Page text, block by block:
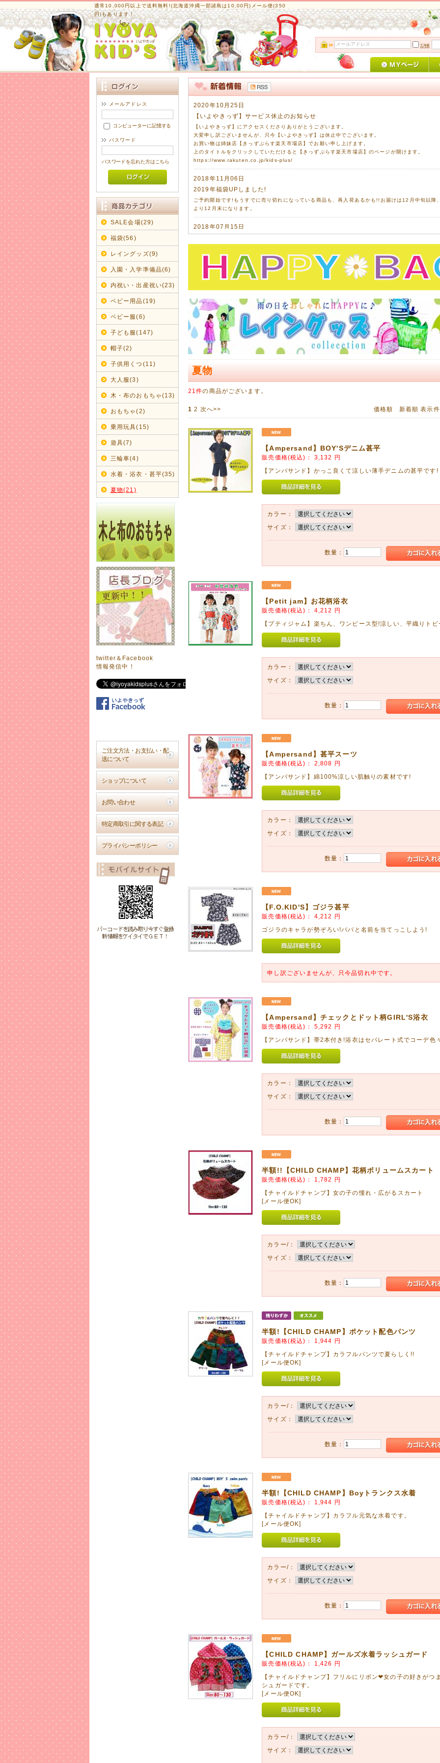
通常10,000円以上で送料無料!(北海道沖縄一部諸島は10,00円)メール便(350
円)もあります！
記憶
メールアドレス
コンピューターに記憶する
パスワード
パスワードを忘れた方はこちら
SALE会場(29)
福袋(56)
レイングッズ(9)
入園・入学準備品(6)
内祝い・出産祝い(23)
ベビー用品(19)
ベビー服(6)
子ども服(147)
帽子(2)
子供用くつ(11)
大人服(3)
木・布のおもちゃ(13)
おもちゃ(2)
乗用玩具(15)
遊具(7)
三輪車(4)
水着・浴衣・甚平(35)
夏物(21)
twitter＆Facebook
情報発信中！
ご注文方法・お支払い・配
送について
ショップについて
お問い合わせ
特定商取引に関する表記
プライバシーポリシー
2020年10月25日
【いよやきっず】サービス休止のお知らせ
【いよやきっず】にアクセスくださりありがとうございます。
大変申し訳ございませんが、只今【いよやきっず】は休止中でございます。
お買い物は姉妹店【きっずぷらす楽天市場店】でお願い申し上げます。
上のタイトルをクリックしていただけると【きっずぷらす楽天市場店】のページが開けます。
https://www.rakuten.co.jp/kids-plus/
2018年11月06日
2019年福袋UPしました!
ご予約開始です!もうすでに売り切れになっている商品も、再入荷あるかも!!お届けは12月中旬以降
より12月末になります。
2018年07月15日
2017年11月14日
2018年福袋のご予約が始まっています!
2017年10月20日
新ブランド【otonato】のカットソーチェスターコートをアップしました!
コットン100%の気持ち良い肌触り!
ママとキッズでお揃いに出来ます♡
2017年10月19日
秋冬モノSALE品を多数アップしました!
可愛らしい今年の秋冬モノ人気です♡
【ampersand】ボアショートブーツ発売開始!
2017年08月30日
【CHILD CHAMP】ガールズ水着&ラッシュガードさらにお値下げ!!
激安60%OFF!1,426円(税込)にお値下げしました。
2017年08月29日
早くも秋物30%OFF!
【BIT'Z】長袖Tシャツをアップしました!
愛らしい馬のロディ。「抱きまくら」と「お昼ねマット」をアップしました!
エド・インターの木の玩具 以下の理由でおすすめします。
手を動かすことで脳の発達を促します。
天然木の優しい手触りが五感を発育させます。
丈夫で長持ちするシンプルな形、物を大切にする心を育てます。
2017年07月30日
子供用靴インソールございます!
サイズ調整に便利!メール便でお届けします!
キュートなペンギン柄&お天気アニマル柄のレインシューズとレインコートが入荷し
夏物お値下げいたしました!!
在庫有りでも売り切れの場合がございます。
ご了承下さい。
2017年06月01日
夏物多数アップしました!
夏服や水着、ラッシュガードなどアップしました。
ぜひ、ごらんください。
2017年の新着水着ぞくぞく登場!!
これからどんどんアップしていきますね。^^
お子さま用食器セットを6種類アップしました!
元気な【アンパンマン】シリーズ、可愛い【プリンセスソフィア】、大きくなっても使えるシリー
2017年02月19日
【RAG MART】2017年春者新作アップしました!
春が待ち遠しい長袖Tシャツとスカート❤
ペアで可愛いです。
2017年02月19日
雨の日にも使える『ポリエステル』素材のバッグです。
【Petit jam】ネコさんレインコートとレインシューズをアップしました。
雨の日のお出かけが楽しくなるネコさんが傘をさしたテキスタイルです。
2017年02月13日
【Seraph】リボン付きリバーシブルハットをアップしました。
シンプルなテキスタイルと優しい色使いでナチュラルテイストのおしゃれにおすすめ。
コーディネートのポイントにもなります!
【名入れギフト】長崎カステラのシリーズをアップしました。
新しく生まれたお子さまのお名前をお入れした特別な贈り物。
【キャメリーベビー】アップしました!
出産の記念にどうぞ❤(ӦvӦ。)
2017年02月04日
【おむつケーキ】アップしました!
贈って喜ばれる【おむつケーキ】三種類アップしました。
どうぞご利用下さい。
【BIT’Z】のPOPでカラフルな通園バッグ、シューズ・バッグなど4点をアップしました。
「お返しを選ぶための本」2017年版に更新しました。
コレ一冊で内祝いのマナーから育児まで全てオッケーな便利な一冊です。送料300円のみで配布し
【CHILD CHAMP】男児&女児福袋アップしました!
兄&妹、姉&弟 でお揃いにどうぞ❤(ӦvӦ。)
2016年11月13日
2017年福袋アップしました!!
毎年完売の人気福袋です。
ご予約はお早めに!!
毎年人気のRUSKのランドセル!!
今年は二種類!!限定に2個づつ入荷しております!!
RAGMART得意のかわいいパッチワーク柄です。
2016年07月12日
RUSK2016年モデルの人気ランドセル緊急お値下げ!!
残り1個!!
2016年07月02日
夏物ワンピースぞくぞく登場!
RAG MARTのサンドレスとSourisのワンピースをアップしました。
夏には洗い替えに何枚でも欲しいアイテム!!
RAGMART男児用水着&ラッシュガードをアップしました!
グリーンとグレーのツートーンがお洒落❤
オレンジとレッド、2点アップしました!
2016年05月15日
Souris(スーリー)の水着、帽子、ラッシュガードをアップしました!
女の子専用!水遊びも可愛く!!
2016年04月09日
夏にぴったり❤モノトーンの水玉半袖チェニック
ショートパンツと合わせて夏の定番コーデだね。
夏に嬉しい綿100%【Seraph】の半袖ワンピ。
夏物
21件の商品がございます。
価格順 新着順 表示
1 2 次へ>>
【Ampersand】BOY'Sデニム甚平
販売価格(税込)： 3,132 円
【アンパサンド】かっこ良くて涼しい薄手デニムの甚平です!
カラー：
サイズ：
数量：
【Petit jam】お花柄浴衣
販売価格(税込)： 4,212 円
【プティジャム】楽ちん、ワンピース型!涼しい、平織りト
カラー：
サイズ：
数量：
【Ampersand】甚平スーツ
販売価格(税込)： 2,808 円
【アンパサンド】綿100%涼しい肌触りの素材です!
カラー：
サイズ：
数量：
【F.O.KID'S】ゴジラ甚平
販売価格(税込)： 4,212 円
ゴジラのキャラが勢ぞろい!パパと名前を当てっこしよう!
申し訳ございませんが、只今品切れ中です。
【Ampersand】チェックとドット柄GIRL'S浴衣
販売価格(税込)： 5,292 円
【アンパサンド】帯2本付き!浴衣はセパレート式でコーデ色
カラー：
サイズ：
数量：
半額!!【CHILD CHAMP】花柄ボリュームスカート
販売価格(税込)： 1,782 円
【チャイルドチャンプ】女の子の憧れ・広がるスカート
[メール便OK]
カラー/：
サイズ：
数量：
半額!【CHILD CHAMP】ポケット配色パンツ
販売価格(税込)： 1,944 円
【チャイルドチャンプ】カラフルパンツで夏らしく!!
[メール便OK]
カラー/：
サイズ：
数量：
半額!【CHILD CHAMP】Boyトランクス水着
販売価格(税込)： 1,944 円
【チャイルドチャンプ】カラフル元気な水着です。
[メール便OK]
カラー/：
サイズ：
数量：
【CHILD CHAMP】ガールズ水着ラッシュガード
販売価格(税込)： 1,426 円
【チャイルドチャンプ】フリルにリボン❤女の子の好きがつ
シュガードです。
[メール便OK]
カラー/：
サイズ：